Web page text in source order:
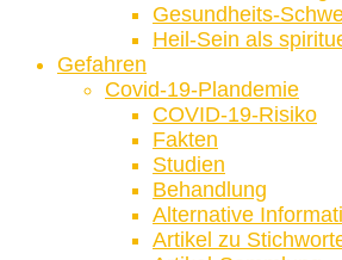
Gesundheits-
Heil-Sein als
Gefahren
Covid-19-Plandemie
COVID-19-Risiko
Fakten
Studien
Behandlung
Alternative
Artikel zu